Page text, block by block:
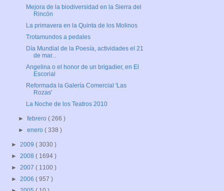
Mejora de la biodiversidad en la Sierra del
Rincón
La primavera en la Quinta de los Molinos
Trotamundos a pedales
Día Mundial de la Poesía, actividades el 21
de mar...
Angelina o el honor de un brigadier, en El
Escorial
Reformada la Galería Comercial 'Las
Rozas'
La Noche de los Teatros 2010
►febrero( 266 )
►enero( 338 )
► 2009 ( 3030 )
► 2008 ( 1694 )
► 2007 ( 1100 )
► 2006 ( 957 )